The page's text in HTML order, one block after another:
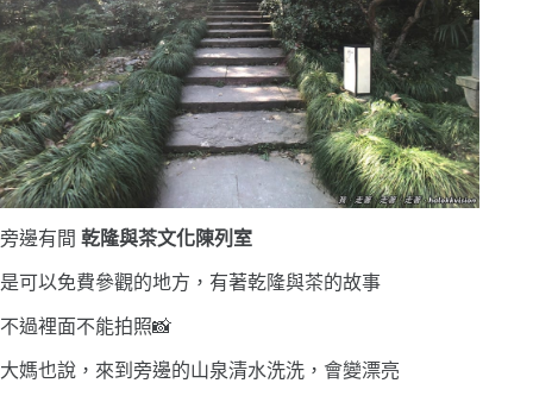
旁邊有間 乾隆與茶文化陳列室
是可以免費參觀的地方，有著乾隆與茶的故事
不過裡面不能拍照📸
大媽也說，來到旁邊的山泉清水洗洗，會變漂亮